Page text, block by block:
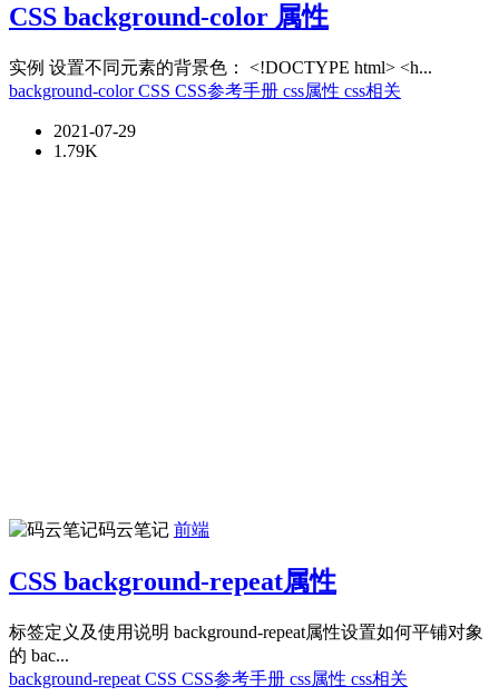
CSS background-color 属性
实例 设置不同元素的背景色： <!DOCTYPE html> <h...
background-color CSS CSS参考手册 css属性 css相关
2021-07-29
1.79K
码云笔记 前端
CSS background-repeat属性
标签定义及使用说明 background-repeat属性设置如何平铺对象
的 bac...
background-repeat CSS CSS参考手册 css属性 css相关